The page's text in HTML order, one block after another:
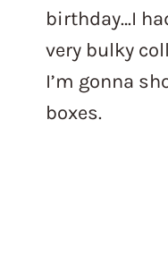
birthday…I
very bulky
I’m gonna
boxes.